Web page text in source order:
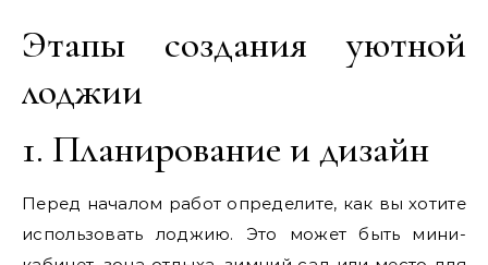
Этапы создания уютной
лоджии
1. Планирование и дизайн
Перед началом работ определите, как вы хотите
использовать лоджию. Это может быть мини-